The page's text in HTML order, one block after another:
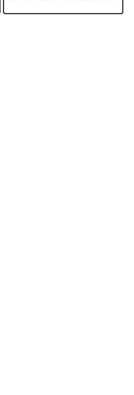
ンテーションが非常に重要な役